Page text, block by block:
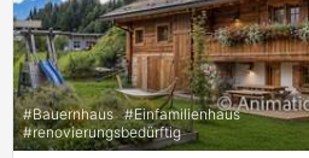
#Bauernhaus #Einfamilienhaus
#renovierungsbedürftig